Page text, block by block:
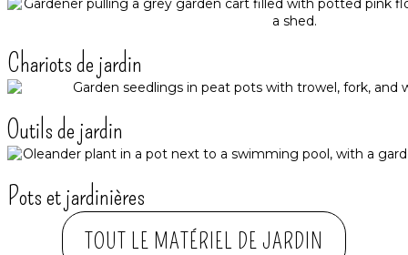
Chariots de jardin
Outils de jardin
Pots et jardinières
TOUT LE MATÉRIEL DE JARDIN